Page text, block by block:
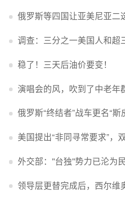
俄罗斯等四国让亚美尼亚二选一
调查：三分之一美国人和超三分之一加拿
稳了！三天后油价要变！
演唱会的风，吹到了中老年
俄罗斯“终结者”战车更名“斯皮里顿”：寓意强大
美国提出“非同寻常要求”，双方多个领域分歧依旧，印美贸
外交部：''台独''势力已沦为
领导层更替完成后，西尔维奥·那不勒斯出